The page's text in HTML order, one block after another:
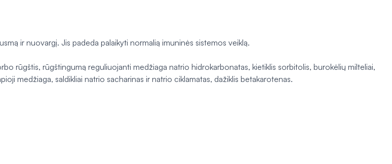
ir nuovargį. Jis padeda palaikyti normalią imuninės sistemos veiklą.
rūgštis, rūgštingumą reguliuojanti medžiaga natrio hidrokarbonatas, kietiklis sorbitolis, burokėlių milteliai,
medžiaga, saldikliai natrio sacharinas ir natrio ciklamatas, dažiklis betakarotenas.